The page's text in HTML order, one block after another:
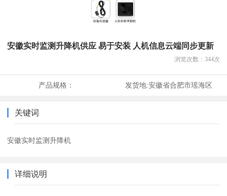
安徽实时监测升降机供应 易于安装 人机信息云端同步更新
浏览次数： 344次
产品规格： 发货地:安徽省合肥市瑶海区
关键词
安徽实时监测升降机
详细说明